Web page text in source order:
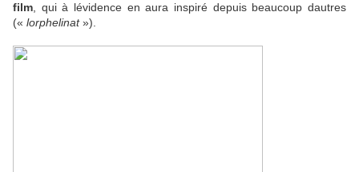
film , qui à lévidence en aura inspiré depuis beaucoup dautres
(« lorphelinat»).